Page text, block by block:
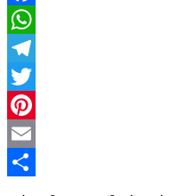
Facebook
WhatsApp
Telegram
Twitter
Pinterest
Email